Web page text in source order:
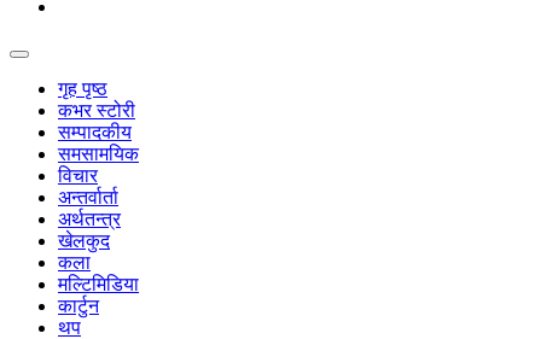
गृह पृष्ठ
कभर स्टोरी
सम्पादकीय
समसामयिक
विचार
अन्तर्वार्ता
अर्थतन्त्र
खेलकुद
कला
मल्टिमिडिया
कार्टुन
थप